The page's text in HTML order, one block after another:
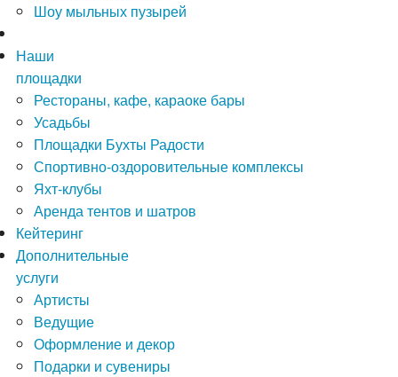
Шоу мыльных пузырей
Наши
площадки
Рестораны, кафе, караоке бары
Усадьбы
Площадки Бухты Радости
Спортивно-оздоровительные комплексы
Яхт-клубы
Аренда тентов и шатров
Кейтеринг
Дополнительные
услуги
Артисты
Ведущие
Оформление и декор
Подарки и сувениры